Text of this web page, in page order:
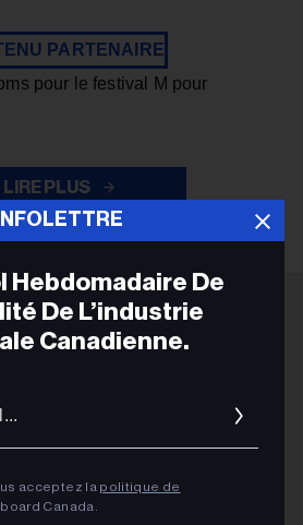
INFOLETTRE
Hebdomadaire De
De L’industrie
Canadienne.
acceptez la politique de
Canada.
PARTENAIRE
pour le festival M pour
LIRE PLUS
ADVERTISEMENT